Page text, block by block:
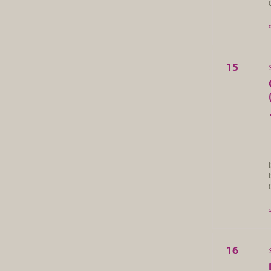
15
16